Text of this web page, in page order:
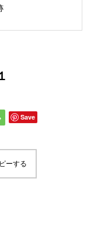
Save
ーする